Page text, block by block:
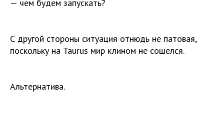
— чем будем запускать?
С другой стороны ситуация отнюдь не патовая,
поскольку на Taurus мир клином не сошелся.
Альтернатива.